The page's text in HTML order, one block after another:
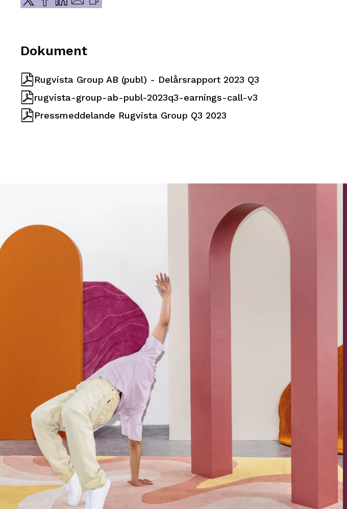
Dokument
Rugvista Group AB (publ) - Delårsrapport 2023 Q3
rugvista-group-ab-publ-2023q3-earnings-call-v3
Pressmeddelande Rugvista Group Q3 2023